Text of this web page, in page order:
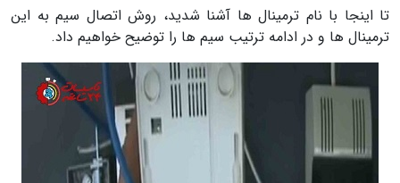
تا اینجا با نام ترمینال ها آشنا شدید، روش اتصال سیم به این
ترمینال ها و در ادامه ترتیب سیم ها را توضیح خواهیم داد.